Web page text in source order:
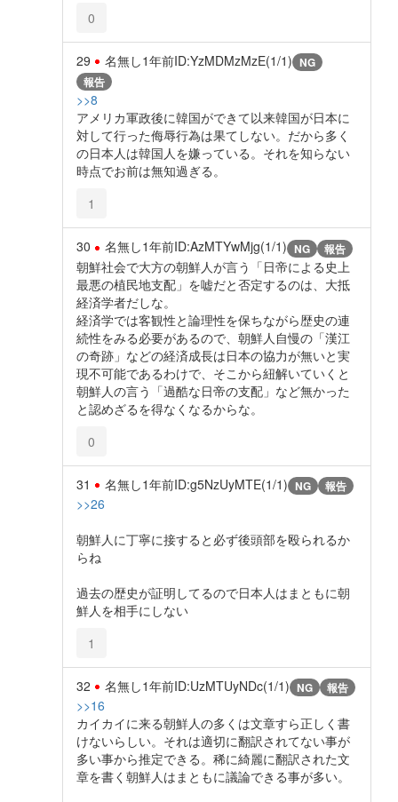
0
29 名無し1年前ID:YzMDMzMzE(1/1) NG
報告
>>8
アメリカ軍政後に韓国ができて以来韓国が日本に
対して行った侮辱行為は果てしない。だから多く
の日本人は韓国人を嫌っている。それを知らない
時点でお前は無知過ぎる。
1
30 名無し1年前ID:AzMTYwMjg(1/1) NG 報告
朝鮮社会で大方の朝鮮人が言う「日帝による史上
最悪の植民地支配」を嘘だと否定するのは、大抵
経済学者だしな。
経済学では客観性と論理性を保ちながら歴史の連
続性をみる必要があるので、朝鮮人自慢の「漢江
の奇跡」などの経済成長は日本の協力が無いと実
現不可能であるわけで、そこから紐解いていくと
朝鮮人の言う「過酷な日帝の支配」など無かった
と認めざるを得なくなるからな。
0
31 名無し1年前ID:g5NzUyMTE(1/1) NG 報告
>>26
朝鮮人に丁寧に接すると必ず後頭部を殴られるか
らね
過去の歴史が証明してるので日本人はまともに朝
鮮人を相手にしない
1
32 名無し1年前ID:UzMTUyNDc(1/1) NG 報告
>>16
カイカイに来る朝鮮人の多くは文章すら正しく書
けないらしい。それは適切に翻訳されてない事が
多い事から推定できる。稀に綺麗に翻訳された文
章を書く朝鮮人はまともに議論できる事が多い。